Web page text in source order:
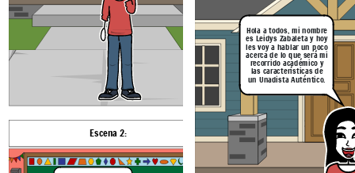
Escena 4: Escena 5:
Explicación de la escena: Samir saluda a las personas que verán el video Explicación de la escena: Samir introduce el tema
un documento
para contribuir el
Escena 2: Escena 3:
Según mi plan de
debo cursar 156
académicos
Hola a todos, mi nombre
es Leidys Zabaleta y hoy
les voy a hablar un poco
acercade lo que será mi
recorrido académico y
las características de
un Unadista Auténtico.